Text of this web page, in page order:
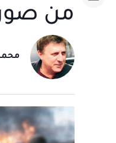
من